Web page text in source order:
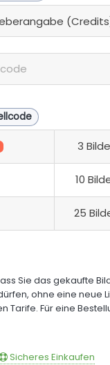
3
10
25
Sie das gekaufte
ohne eine neue
Tarife. Für eine
Sicheres Einkaufen